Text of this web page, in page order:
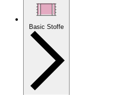
Basic Stoffe